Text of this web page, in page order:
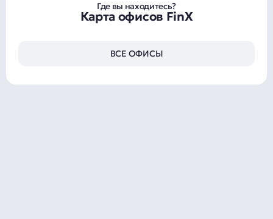
Где вы находитесь?
Карта офисов FinX
ВСЕ ОФИСЫ